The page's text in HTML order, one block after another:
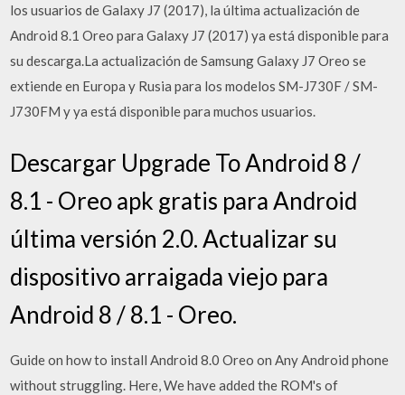
los usuarios de Galaxy J7 (2017), la última actualización de
Android 8.1 Oreo para Galaxy J7 (2017) ya está disponible para
su descarga.La actualización de Samsung Galaxy J7 Oreo se
extiende en Europa y Rusia para los modelos SM-J730F / SM-
J730FM y ya está disponible para muchos usuarios.
Descargar Upgrade To Android 8 /
8.1 - Oreo apk gratis para Android
última versión 2.0. Actualizar su
dispositivo arraigada viejo para
Android 8 / 8.1 - Oreo.
Guide on how to install Android 8.0 Oreo on Any Android phone
without struggling. Here, We have added the ROM's of